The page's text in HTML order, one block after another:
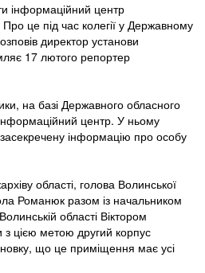
інформаційний центр
це під час колегії у Державному
директор установи
17 лютого репортер
на базі Державного обласного
центр. У ньому
засекречену інформацію про особу
області, голова Волинської
Романюк разом із начальником
області Віктором
цією метою другий корпус
що це приміщення має усі